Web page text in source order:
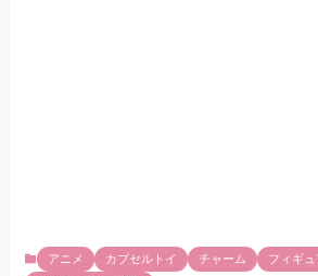
アニメ カプセルトイ チャーム フィギュ